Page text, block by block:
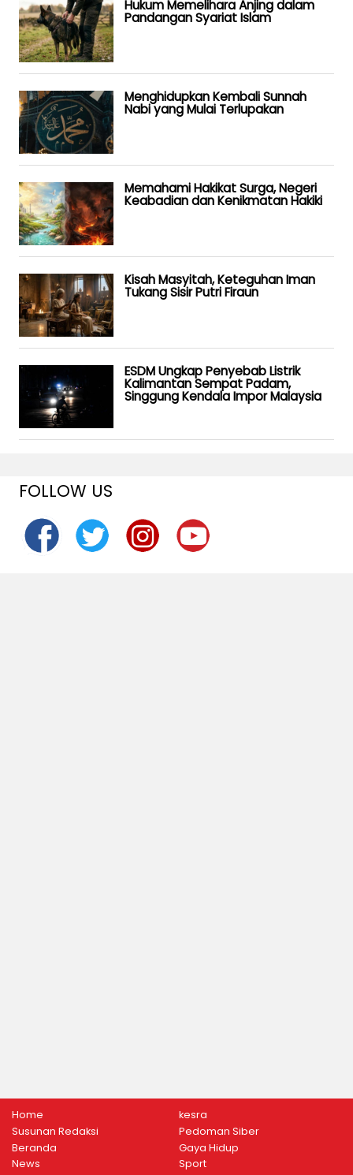
Hukum Memelihara Anjing dalam
Pandangan Syariat Islam
Menghidupkan Kembali Sunnah
Nabi yang Mulai Terlupakan
Memahami Hakikat Surga, Negeri
Keabadian dan Kenikmatan Hakiki
Kisah Masyitah, Keteguhan Iman
Tukang Sisir Putri Firaun
ESDM Ungkap Penyebab Listrik
Kalimantan Sempat Padam,
Singgung Kendala Impor Malaysia
FOLLOW US
Home
Susunan Redaksi
Beranda
News
kesra
Pedoman Siber
Gaya Hidup
Sport